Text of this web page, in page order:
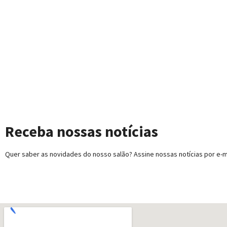
Receba nossas notícias
Quer saber as novidades do nosso salão? Assine nossas notícias por e-